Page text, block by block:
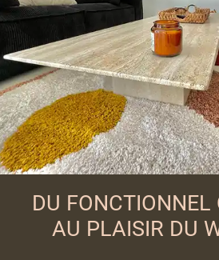
DU FONCTIONNEL
AU PLAISIR DU